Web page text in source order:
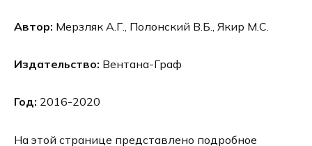
Автор: Мерзляк А.Г., Полонский В.Б., Якир М.С.
Издательство: Вентана-Граф
Год: 2016-2020
На этой странице представлено подробное